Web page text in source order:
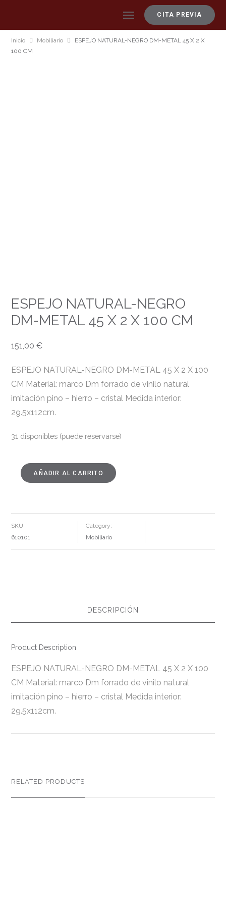
CITA PREVIA
Inicio Mobiliario
ESPEJO NATURAL-NEGRO DM-METAL 45 X 2 X
100 CM
ESPEJO NATURAL-NEGRO
DM-METAL 45 X 2 X 100 CM
151,00€
ESPEJO NATURAL-NEGRO DM-METAL 45 X 2 X 100
CM Material: marco Dm forrado de vinilo natural
imitación pino – hierro – cristal Medida interior:
29.5x112cm.
31 disponibles (puede reservarse)
ESPEJO
NATURAL-
X
X
CM
AÑADIR AL CARRITO
SKU
610101
Category:
Mobiliario
DESCRIPCIÓN
Product Description
ESPEJO NATURAL-NEGRO DM-METAL 45 X 2 X 100
CM Material: marco Dm forrado de vinilo natural
imitación pino – hierro – cristal Medida interior:
29.5x112cm.
RELATED PRODUCTS